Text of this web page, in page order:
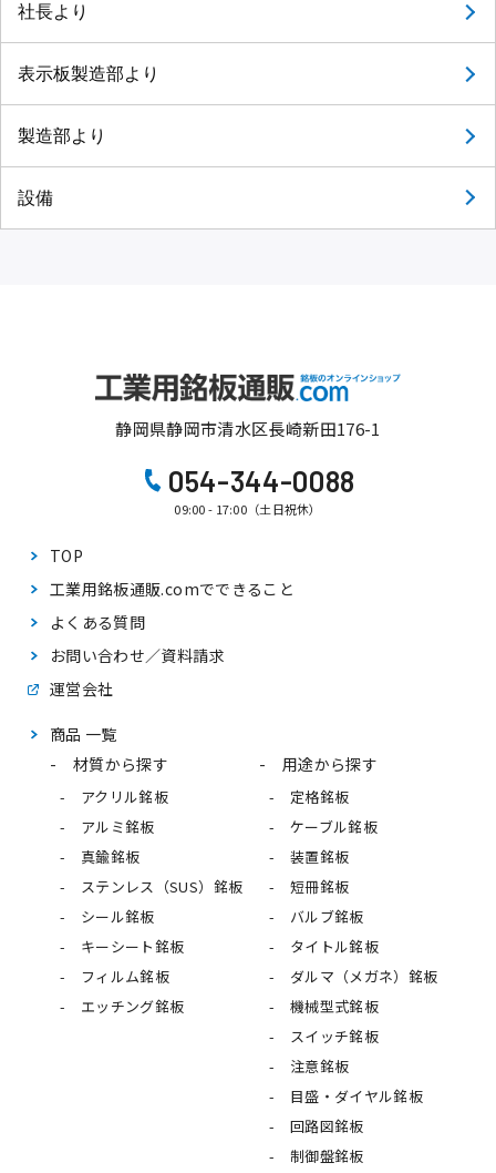
社長より
表示板製造部より
製造部より
設備
静岡県静岡市清水区長崎新田176-1
054-344-0088
09:00 - 17:00（土日祝休）
TOP
工業用銘板通販.comでできること
よくある質問
お問い合わせ／資料請求
運営会社
商品 一覧
材質から探す
アクリル銘板
アルミ銘板
真鍮銘板
ステンレス（SUS）銘板
シール銘板
キーシート銘板
フィルム銘板
エッチング銘板
用途から探す
定格銘板
ケーブル銘板
装置銘板
短冊銘板
バルブ銘板
タイトル銘板
ダルマ（メガネ）銘板
機械型式銘板
スイッチ銘板
注意銘板
目盛・ダイヤル銘板
回路図銘板
制御盤銘板